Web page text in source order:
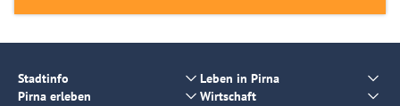
Stadtinfo
Leben in Pirna
Pirna erleben
Wirtschaft